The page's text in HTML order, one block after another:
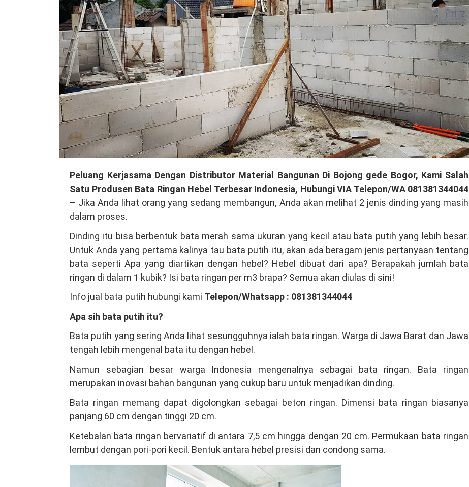
Buka
Peluang
Kerjasama
Dengan
Distributor
Material
Bangunan
Bojong
gede
Bogor,
Salah
Satu
Produsen
Bata
Hebel
Terbesar
Indonesia
Peluang Kerjasama Dengan Distributor Material Bangunan Di Bojong gede Bogor, Kami Salah
Satu Produsen Bata Ringan Hebel Terbesar Indonesia, Hubungi VIA Telepon/WA 081381344044
– Jika Anda lihat orang yang sedang membangun, Anda akan melihat 2 jenis dinding yang masih
dalam proses.
Dinding itu bisa berbentuk bata merah sama ukuran yang kecil atau bata putih yang lebih besar.
Untuk Anda yang pertama kalinya tau bata putih itu, akan ada beragam jenis pertanyaan tentang
bata seperti Apa yang diartikan dengan hebel? Hebel dibuat dari apa? Berapakah jumlah bata
ringan di dalam 1 kubik? Isi bata ringan per m3 brapa? Semua akan diulas di sini!
Info jual bata putih hubungi kami Telepon/Whatsapp : 081381344044
Apa sih bata putih itu?
Bata putih yang sering Anda lihat sesungguhnya ialah bata ringan. Warga di Jawa Barat dan Jawa
tengah lebih mengenal bata itu dengan hebel.
Namun sebagian besar warga Indonesia mengenalnya sebagai bata ringan. Bata ringan
merupakan inovasi bahan bangunan yang cukup baru untuk menjadikan dinding.
Bata ringan memang dapat digolongkan sebagai beton ringan. Dimensi bata ringan biasanya
panjang 60 cm dengan tinggi 20 cm.
Ketebalan bata ringan bervariatif di antara 7,5 cm hingga dengan 20 cm. Permukaan bata ringan
lembut dengan pori-pori kecil. Bentuk antara hebel presisi dan condong sama.